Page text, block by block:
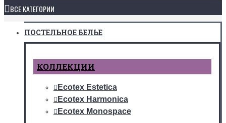
ВСЕ КАТЕГОРИИ
ПОСТЕЛЬНОЕ БЕЛЬЕ
КОЛЛЕКЦИИ
Ecotex Estetica
Ecotex Harmonica
Ecotex Monospace